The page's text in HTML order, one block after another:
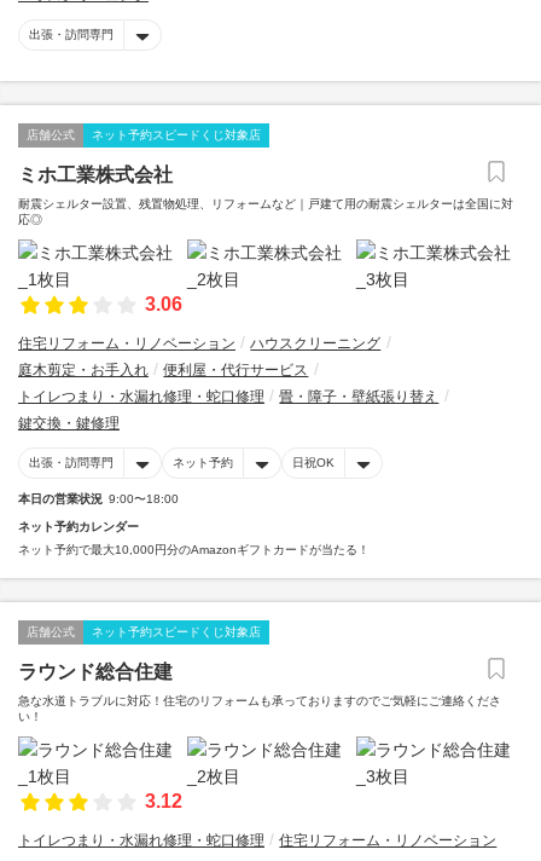
出張・訪問専門
店舗公式 ネット予約スピードくじ対象店
ミホ工業株式会社
耐震シェルター設置、残置物処理、リフォームなど｜戸建て用の耐震シェルターは全国に対
応◎
3.06
住宅リフォーム・リノベーション
ハウスクリーニング
庭木剪定・お手入れ
便利屋・代行サービス
トイレつまり・水漏れ修理・蛇口修理
畳・障子・壁紙張り替え
鍵交換・鍵修理
出張・訪問専門 ネット予約 日祝OK
本日の営業状況 9:00〜18:00
ネット予約カレンダー
ネット予約で最大10,000円分のAmazonギフトカードが当たる！
店舗公式 ネット予約スピードくじ対象店
ラウンド総合住建
急な水道トラブルに対応！住宅のリフォームも承っておりますのでご気軽にご連絡くださ
い！
3.12
トイレつまり・水漏れ修理・蛇口修理 住宅リフォーム・リノベーション